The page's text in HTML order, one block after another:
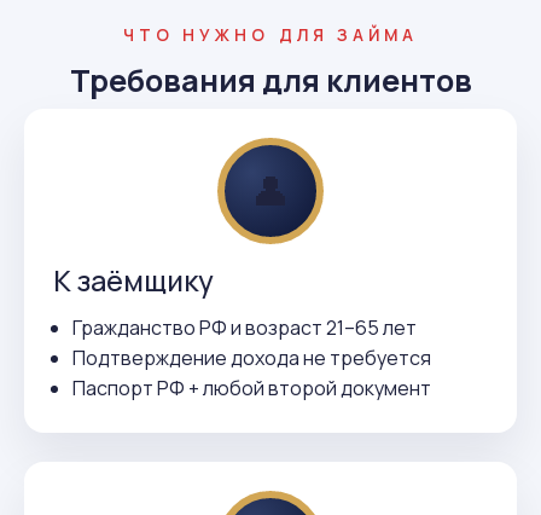
ЧТО НУЖНО ДЛЯ ЗАЙМА
Требования для клиентов
👤
К заёмщику
Гражданство РФ и возраст 21–65 лет
Подтверждение дохода не требуется
Паспорт РФ + любой второй документ